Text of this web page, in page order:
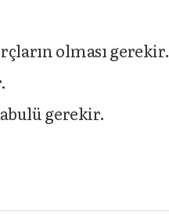
olması gerekir.
gerekir.